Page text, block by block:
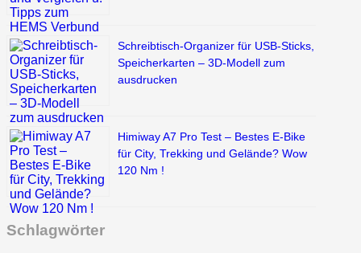
Schreibtisch-Organizer für USB-Sticks,
Speicherkarten – 3D-Modell zum
ausdrucken
Himiway A7 Pro Test – Bestes E-Bike
für City, Trekking und Gelände? Wow
120 Nm !
Schlagwörter